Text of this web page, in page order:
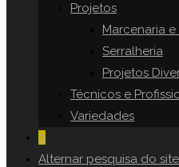
Projetos
Marcenaria
Serralheria
Projetos
Técnicos e
Variedades
0
Alternar pesquisa do site